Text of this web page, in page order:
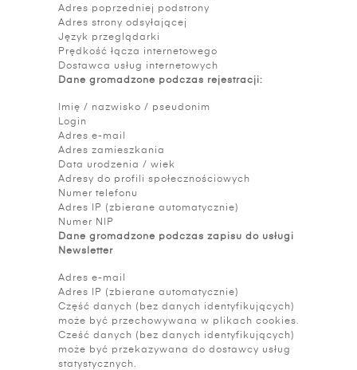
Adres poprzedniej podstrony
Adres strony odsyłającej
Język przeglądarki
Prędkość łącza internetowego
Dostawca usług internetowych
Dane gromadzone podczas rejestracji:
Imię / nazwisko / pseudonim
Login
Adres e-mail
Adres zamieszkania
Data urodzenia / wiek
Adresy do profili społecznościowych
Numer telefonu
Adres IP (zbierane automatycznie)
Numer NIP
Dane gromadzone podczas zapisu do usługi
Newsletter
Adres e-mail
Adres IP (zbierane automatycznie)
Część danych (bez danych identyfikujących)
może być przechowywana w plikach cookies.
Cześć danych (bez danych identyfikujących)
może być przekazywana do dostawcy usług
statystycznych.